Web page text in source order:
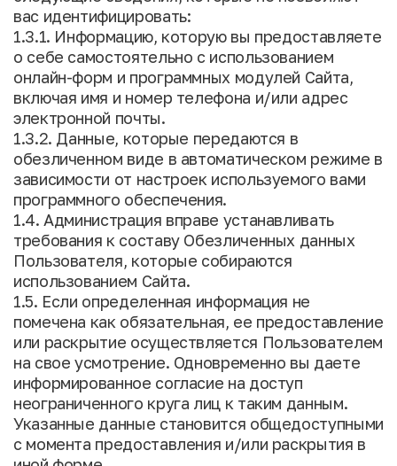
вас идентифицировать:
1.3.1. Информацию, которую вы предоставляете
о себе самостоятельно с использованием
онлайн-форм и программных модулей Сайта,
включая имя и номер телефона и/или адрес
электронной почты.
1.3.2. Данные, которые передаются в
обезличенном виде в автоматическом режиме в
зависимости от настроек используемого вами
программного обеспечения.
1.4. Администрация вправе устанавливать
требования к составу Обезличенных данных
Пользователя, которые собираются
использованием Сайта.
1.5. Если определенная информация не
помечена как обязательная, ее предоставление
или раскрытие осуществляется Пользователем
на свое усмотрение. Одновременно вы даете
информированное согласие на доступ
неограниченного круга лиц к таким данным.
Указанные данные становится общедоступными
с момента предоставления и/или раскрытия в